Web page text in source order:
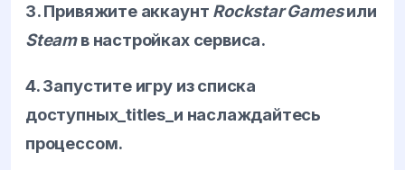
3. Привяжите аккаунт Rockstar Gamesили
Steamв настройках сервиса.
4. Запустите игру из списка
доступных_titles_и наслаждайтесь
процессом.